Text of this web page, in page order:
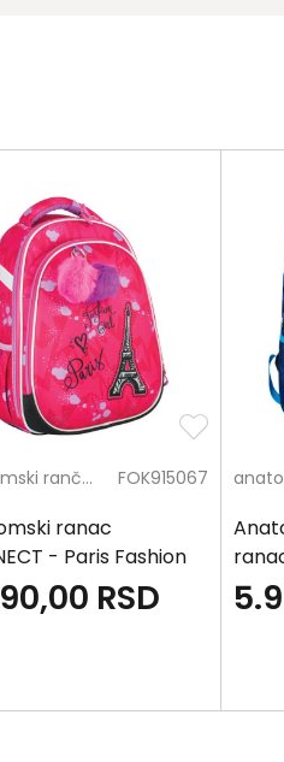
anatomski rančevi FOK915067
ranac
- Paris Fashion
RSD